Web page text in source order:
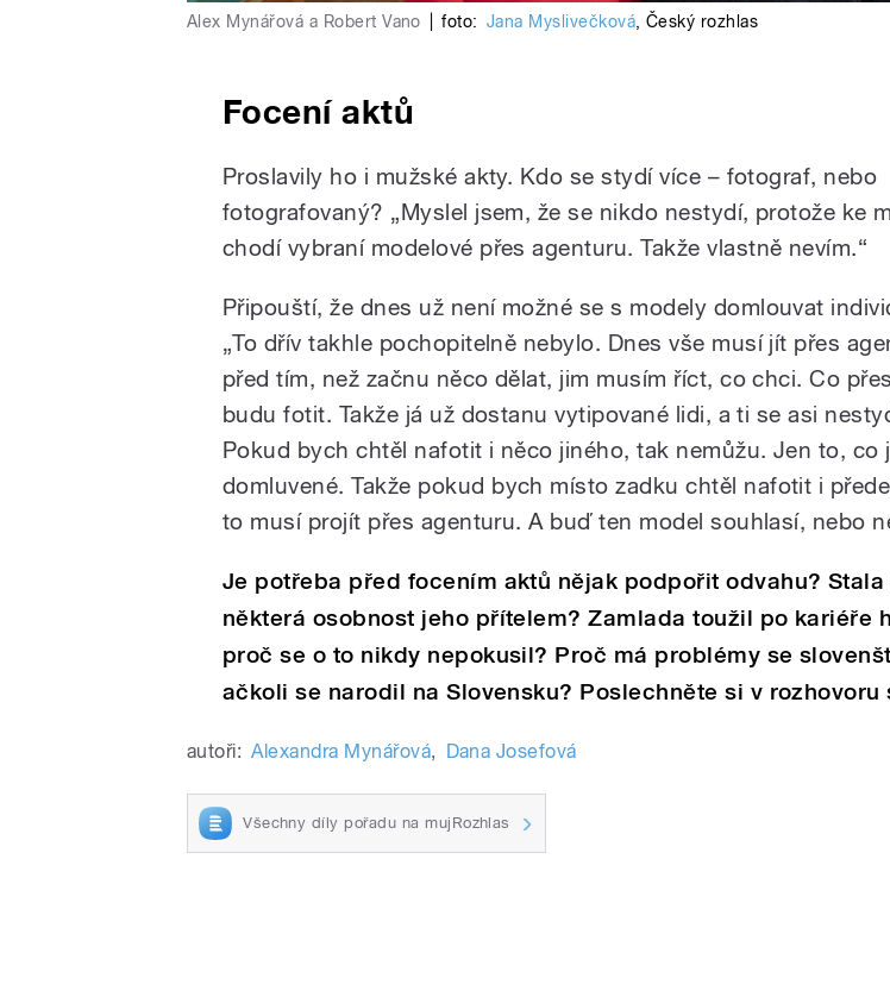
Alex Mynářová a Robert Vano foto: Jana Myslivečková, Český rozhlas
Focení aktů
Proslavily ho i mužské akty. Kdo se stydí více – fotograf, nebo
fotografovaný? „Myslel jsem, že se nikdo nestydí, protože ke
chodí vybraní modelové přes agenturu. Takže vlastně nevím.“
Připouští, že dnes už není možné se s modely domlouvat
„To dřív takhle pochopitelně nebylo. Dnes vše musí jít přes
před tím, než začnu něco dělat, jim musím říct, co chci. Co
budu fotit. Takže já už dostanu vytipované lidi, a ti se asi
Pokud bych chtěl nafotit i něco jiného, tak nemůžu. Jen to, co
domluvené. Takže pokud bych místo zadku chtěl nafotit i
to musí projít přes agenturu. A buď ten model souhlasí, nebo
Je potřeba před focením aktů nějak podpořit odvahu? Stala
některá osobnost jeho přítelem? Zamlada toužil po kariéře
proč se o to nikdy nepokusil? Proč má problémy se
ačkoli se narodil na Slovensku? Poslechněte si v rozhovoru
autoři: Alexandra Mynářová, Dana Josefová
Všechny díly pořadu na mujRozhlas